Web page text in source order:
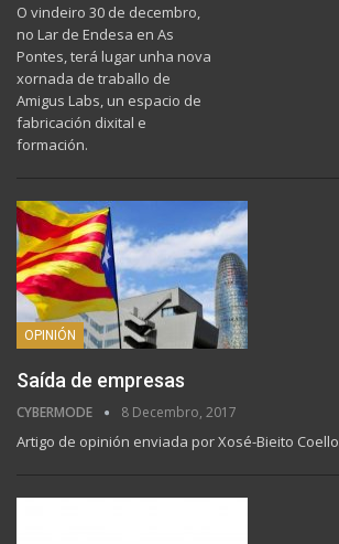
O vindeiro 30 de decembro,
no Lar de Endesa en As
Pontes, terá lugar unha nova
xornada de traballo de
Amigus Labs, un espacio de
fabricación dixital e
formación.
OPINIÓN
Saída de empresas
CYBERMODE 8 Decembro, 2017
Artigo de opinión enviada por Xosé-Bieito Coello